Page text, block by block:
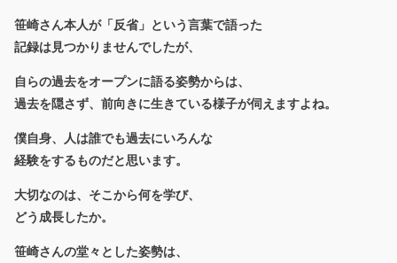
笹崎さん本人が「反省」という言葉で語った
記録は見つかりませんでしたが、
自らの過去をオープンに語る姿勢からは、
過去を隠さず、前向きに生きている様子が伺えますよね。
僕自身、人は誰でも過去にいろんな
経験をするものだと思います。
大切なのは、そこから何を学び、
どう成長したか。
笹崎さんの堂々とした姿勢は、